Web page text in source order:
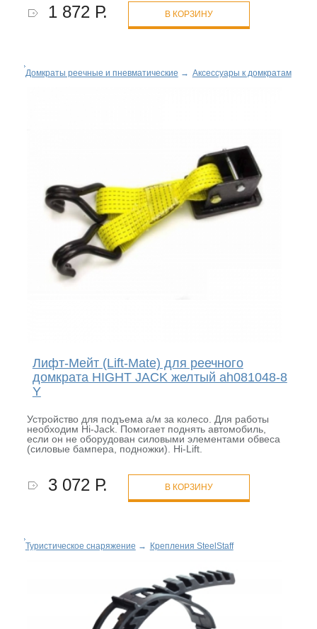
1 872 Р. В КОРЗИНУ
Домкраты реечные и пневматические → Аксессуары к домкратам
Лифт-Мейт (Lift-Mate) для реечного
домкрата HIGHT JACK желтый ah081048-8
Y
Устройство для подъема а/м за колесо. Для работы
необходим Hi-Jack. Помогает поднять автомобиль,
если он не оборудован силовыми элементами обвеса
(силовые бампера, подножки). Hi-Lift.
3 072 Р. В КОРЗИНУ
Туристическое снаряжение → Крепления SteelStaff